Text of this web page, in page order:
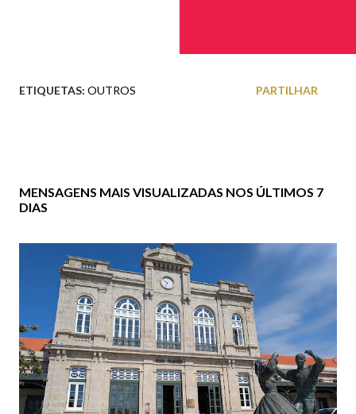
ETIQUETAS: OUTROS PARTILHAR
MENSAGENS MAIS VISUALIZADAS NOS ÚLTIMOS 7
DIAS